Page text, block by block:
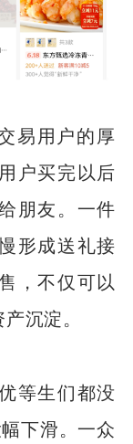
易用户的厚
户买完以后
朋友。一件
形成送礼接
，不仅可以
沉淀。
等生们都没
下滑。一众